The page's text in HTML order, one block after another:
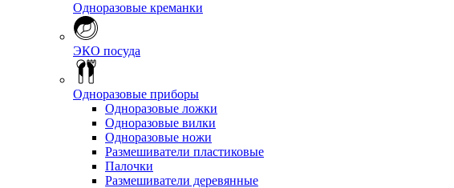
Одноразовые креманки
ЭКО посуда
Одноразовые приборы
Одноразовые ложки
Одноразовые вилки
Одноразовые ножи
Размешиватели пластиковые
Палочки
Размешиватели деревянные